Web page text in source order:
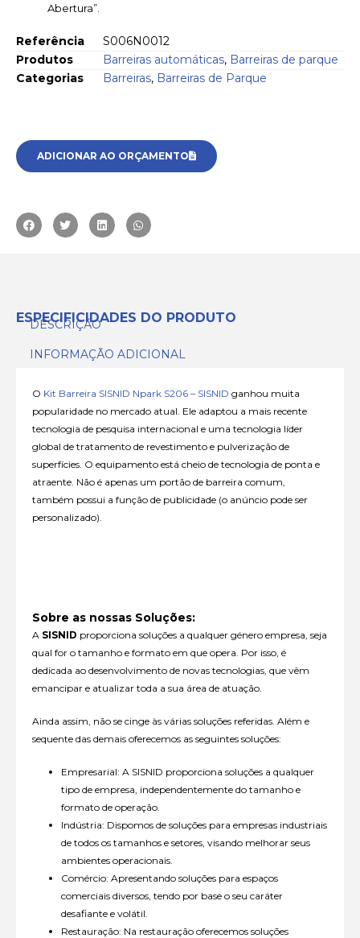
Abertura”.
Referência
S006N0012
Produtos
Barreiras automáticas, Barreiras de parque
Categorias
Barreiras, Barreiras de Parque
ADICIONAR AO ORÇAMENTO
ESPECIFICIDADES DO PRODUTO
DESCRIÇÃO
INFORMAÇÃO ADICIONAL
O Kit Barreira SISNID Npark S206 – SISNID ganhou muita
popularidade no mercado atual. Ele adaptou a mais recente
tecnologia de pesquisa internacional e uma tecnologia líder
global de tratamento de revestimento e pulverização de
superfícies. O equipamento está cheio de tecnologia de ponta e
atraente. Não é apenas um portão de barreira comum,
também possui a função de publicidade (o anúncio pode ser
personalizado).
Sobre as nossas Soluções:
A SISNID proporciona soluções a qualquer género empresa, seja
qual for o tamanho e formato em que opera. Por isso, é
dedicada ao desenvolvimento de novas tecnologias, que vêm
emancipar e atualizar toda a sua área de atuação.
Ainda assim, não se cinge às várias soluções referidas. Além e
sequente das demais oferecemos as seguintes soluções:
Empresarial: A SISNID proporciona soluções a qualquer
tipo de empresa, independentemente do tamanho e
formato de operação.
Indústria: Dispomos de soluções para empresas industriais
de todos os tamanhos e setores, visando melhorar seus
ambientes operacionais.
Comércio: Apresentando soluções para espaços
comerciais diversos, tendo por base o seu caráter
desafiante e volátil.
Restauração: Na restauração oferecemos soluções